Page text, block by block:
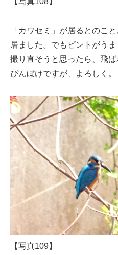
「カワセミ」が居るとのこと
居ました。でもピントがうま
撮り直そうと思ったら、飛ば
ぴんぼけですが、よろしく。
【写真109】